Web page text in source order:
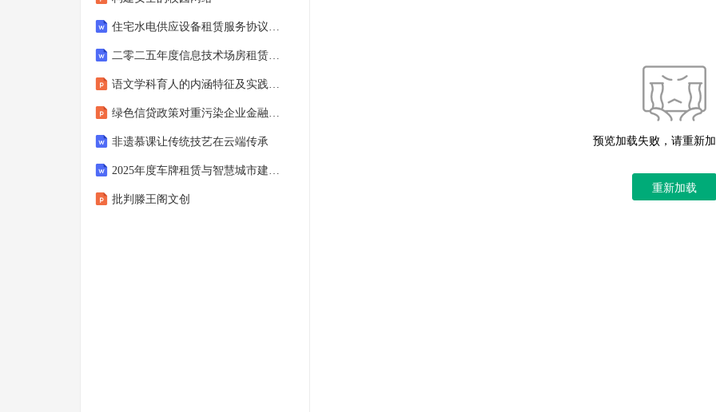
预览加载失败，请重新
重新加载
住宅水电供应设备租赁服务协议版A版
二零二五年度信息技术场房租赁协议4篇
语文学科育人的内涵特征及实践路径
绿色信贷政策对重污染企业金融化的影响研究
非遗慕课让传统技艺在云端传承
2025年度车牌租赁与智慧城市建设合作协议4篇
批判滕王阁文创